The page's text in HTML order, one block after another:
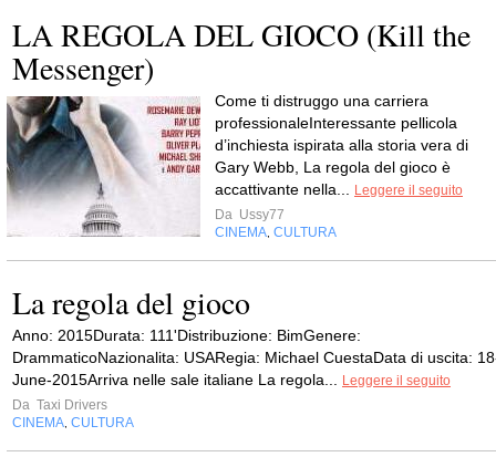
LA REGOLA DEL GIOCO (Kill the
Messenger)
Come ti distruggo una carriera
professionaleInteressante pellicola
d’inchiesta ispirata alla storia vera di
Gary Webb, La regola del gioco è
accattivante nella... Leggere il seguito
Da Ussy77
CINEMA, CULTURA
La regola del gioco
Anno: 2015Durata: 111'Distribuzione: BimGenere:
DrammaticoNazionalita: USARegia: Michael CuestaData di uscita:
June-2015Arriva nelle sale italiane La regola... Leggere il seguito
Da Taxi Drivers
CINEMA, CULTURA